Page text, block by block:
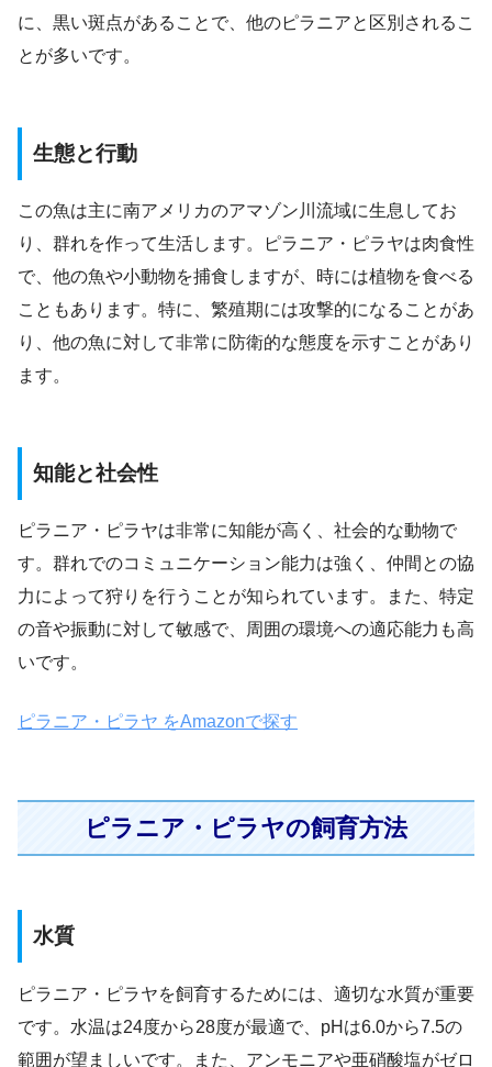
に、黒い斑点があることで、他のピラニアと区別されるこ
とが多いです。
生態と行動
この魚は主に南アメリカのアマゾン川流域に生息してお
り、群れを作って生活します。ピラニア・ピラヤは肉食性
で、他の魚や小動物を捕食しますが、時には植物を食べる
こともあります。特に、繁殖期には攻撃的になることがあ
り、他の魚に対して非常に防衛的な態度を示すことがあり
ます。
知能と社会性
ピラニア・ピラヤは非常に知能が高く、社会的な動物で
す。群れでのコミュニケーション能力は強く、仲間との協
力によって狩りを行うことが知られています。また、特定
の音や振動に対して敏感で、周囲の環境への適応能力も高
いです。
ピラニア・ピラヤ をAmazonで探す
ピラニア・ピラヤの飼育方法
水質
ピラニア・ピラヤを飼育するためには、適切な水質が重要
です。水温は24度から28度が最適で、pHは6.0から7.5の
範囲が望ましいです。また、アンモニアや亜硝酸塩がゼロ